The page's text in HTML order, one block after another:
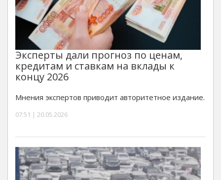
Эксперты дали прогноз по ценам,
кредитам и ставкам на вклады к
концу 2026
Мнения экспертов приводит авторитетное издание.
07:51 | 20.05.2026